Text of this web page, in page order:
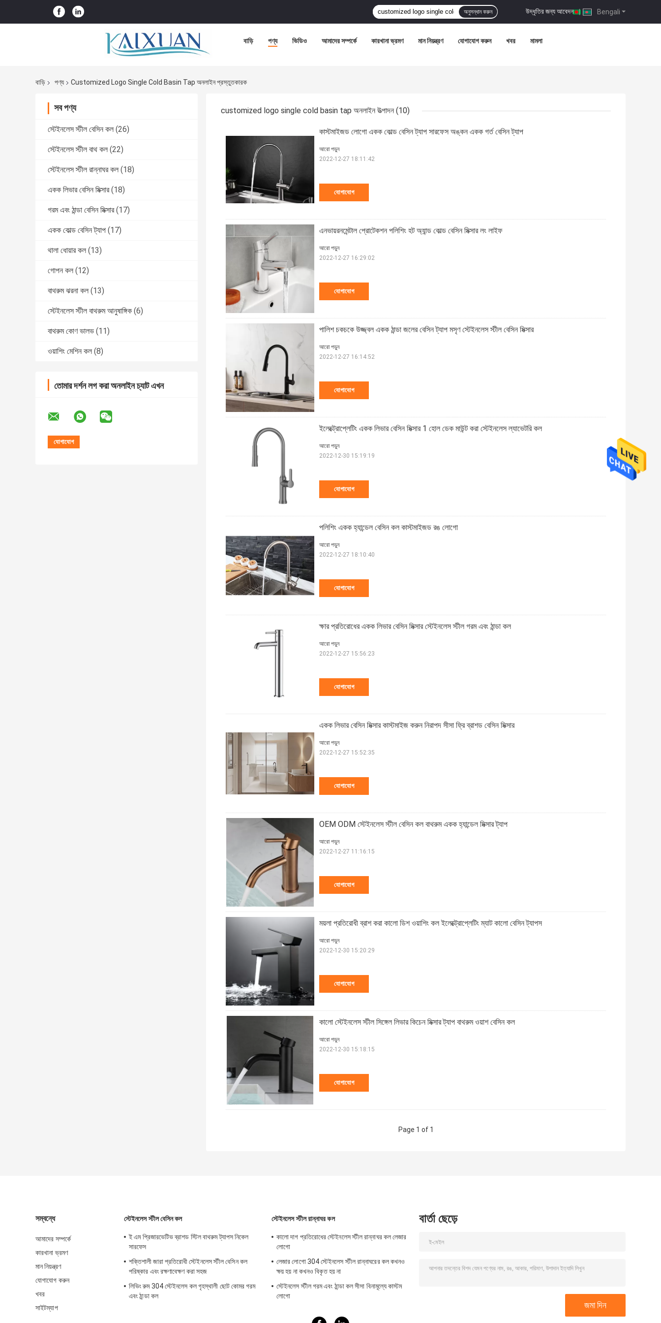
Bengali
উদ্ধৃতির জন্য আবেদন |
অনুসন্ধান করুন
বাড়ি পণ্য ভিডিও আমাদের সম্পর্কে কারখানা ভ্রমণ মান নিয়ন্ত্রণ যোগাযোগ করুন খবর মামলা
বাড়ি পণ্য Customized Logo Single Cold Basin Tap অনলাইন প্রস্তুতকারক
সব পণ্য
স্টেইনলেস স্টীল বেসিন কল (26)
স্টেইনলেস স্টীল বাথ কল (22)
স্টেইনলেস স্টীল রান্নাঘর কল (18)
একক লিভার বেসিন মিক্সার (18)
গরম এবং ঠান্ডা বেসিন মিক্সার (17)
একক কোল্ড বেসিন ট্যাপ (17)
থালা ধোয়ার কল (13)
গোপন কল (12)
বাথরুম ঝরনা কল (13)
স্টেইনলেস স্টীল বাথরুম আনুষাঙ্গিক (6)
বাথরুম কোণ ভালভ (11)
ওয়াশিং মেশিন কল (8)
তোমার দর্শন লগ করা অনলাইন চ্যাট এখন
customized logo single cold basin tap অনলাইন উত্পাদন (10)
কাস্টমাইজড লোগো একক কোল্ড বেসিন ট্যাপ সারফেস অঙ্কন একক গর্ত বেসিন ট্যাপ
যোগাযোগ
আরো পড়ুন
2022-12-27 18:11:42
এনভায়রনমেন্টাল প্রোটেকশন পলিশিং হট অ্যান্ড কোল্ড বেসিন মিক্সার লং লাইফ
যোগাযোগ
আরো পড়ুন
2022-12-27 16:29:02
পালিশ চকচকে উজ্জ্বল একক ঠান্ডা জলের বেসিন ট্যাপ মসৃণ স্টেইনলেস স্টীল বেসিন মিক্সার
যোগাযোগ
আরো পড়ুন
2022-12-27 16:14:52
ইলেক্ট্রোপ্লেটিং একক লিভার বেসিন মিক্সার 1 হোল ডেক মাউন্ট করা স্টেইনলেস ল্যাভেটরি কল
যোগাযোগ
আরো পড়ুন
2022-12-30 15:19:19
পলিশিং একক হ্যান্ডেল বেসিন কল কাস্টমাইজড রঙ লোগো
যোগাযোগ
আরো পড়ুন
2022-12-27 18:10:40
ক্ষার প্রতিরোধের একক লিভার বেসিন মিক্সার স্টেইনলেস স্টীল গরম এবং ঠান্ডা কল
যোগাযোগ
আরো পড়ুন
2022-12-27 15:56:23
একক লিভার বেসিন মিক্সার কাস্টমাইজ করুন নিরাপদ সীসা ফ্রি ব্রাশড বেসিন মিক্সার
যোগাযোগ
আরো পড়ুন
2022-12-27 15:52:35
OEM ODM স্টেইনলেস স্টীল বেসিন কল বাথরুম একক হ্যান্ডেল মিক্সার ট্যাপ
যোগাযোগ
আরো পড়ুন
2022-12-27 11:16:15
ময়লা প্রতিরোধী ব্রাশ করা কালো ডিশ ওয়াশিং কল ইলেক্ট্রোপ্লেটিং ম্যাট কালো বেসিন ট্যাপস
যোগাযোগ
আরো পড়ুন
2022-12-30 15:20:29
কালো স্টেইনলেস স্টীল সিঙ্গেল লিভার কিচেন মিক্সার ট্যাপ বাথরুম ওয়াশ বেসিন কল
যোগাযোগ
আরো পড়ুন
2022-12-30 15:18:15
Page 1 of 1
সম্বন্ধে
আমাদের সম্পর্কে
কারখানা ভ্রমণ
মান নিয়ন্ত্রণ
যোগাযোগ করুন
খবর
সাইটম্যাপ
স্টেইনলেস স্টীল বেসিন কল
ই এম প্রিজারভেটিভ ব্রাশড স্টিল বাথরুম ট্যাপস নিকেল
সারফেস
শক্তিশালী জারা প্রতিরোধী স্টেইনলেস স্টীল বেসিন কল
পরিষ্কার এবং রক্ষণাবেক্ষণ করা সহজ
লিভিং রুম 304 স্টেইনলেস কল গৃহস্থালী ছোট কোমর গরম
এবং ঠান্ডা কল
স্টেইনলেস স্টীল রান্নাঘর কল
কালো দাগ প্রতিরোধের স্টেইনলেস স্টীল রান্নাঘর কল লেজার
লোগো
লেজার লোগো 304 স্টেইনলেস স্টীল রান্নাঘরের কল কখনও
ক্ষয় হয় না কখনও বিকৃত হয় না
স্টেইনলেস স্টীল গরম এবং ঠান্ডা কল সীসা বিনামূল্যে কাস্টম
লোগো
বার্তা ছেড়ে